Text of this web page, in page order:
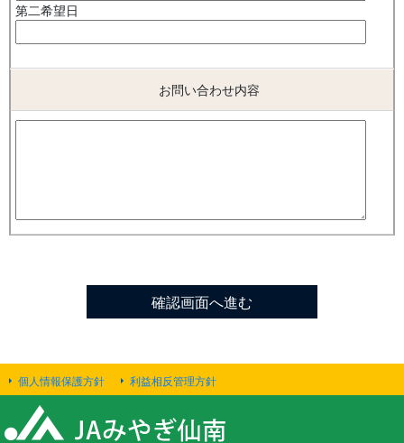
第二希望日
お問い合わせ内容
個人情報保護方針 利益相反管理方針